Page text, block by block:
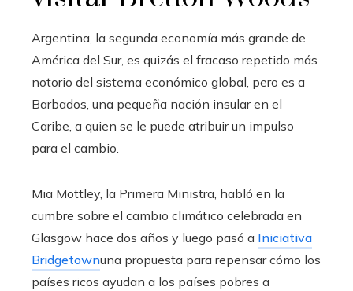
Argentina, la segunda economía más grande de
América del Sur, es quizás el fracaso repetido más
notorio del sistema económico global, pero es a
Barbados, una pequeña nación insular en el
Caribe, a quien se le puede atribuir un impulso
para el cambio.
Mia Mottley, la Primera Ministra, habló en la
cumbre sobre el cambio climático celebrada en
Glasgow hace dos años y luego pasó a Iniciativa
Bridgetownuna propuesta para repensar cómo los
países ricos ayudan a los países pobres a